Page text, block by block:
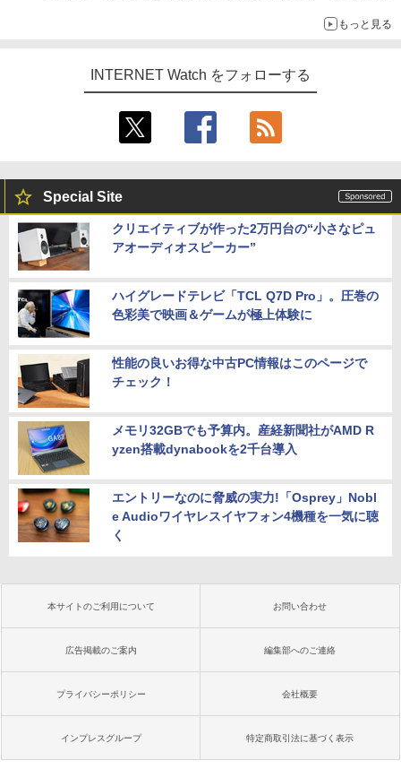
もっと見る
INTERNET Watch をフォローする
Special Site
クリエイティブが作った2万円台の“小さなピュ
アオーディオスピーカー”
ハイグレードテレビ「TCL Q7D Pro」。圧巻の
色彩美で映画＆ゲームが極上体験に
性能の良いお得な中古PC情報はこのページで
チェック！
メモリ32GBでも予算内。産経新聞社がAMD R
yzen搭載dynabookを2千台導入
エントリーなのに脅威の実力!「Osprey」Nobl
e Audioワイヤレスイヤフォン4機種を一気に聴
く
本サイトのご利用について お問い合わせ
広告掲載のご案内 編集部へのご連絡
プライバシーポリシー 会社概要
インプレスグループ 特定商取引法に基づく表示